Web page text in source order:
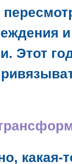
и
Этот
какая-